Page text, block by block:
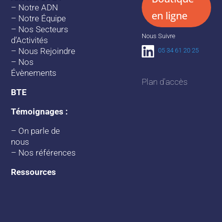
– Notre ADN
– Notre Équipe
– Nos Secteurs
d’Activités
– Nous Rejoindre
– Nos
Évènements
BTE
Témoignages :
– On parle de
nous
– Nos références
Ressources
en ligne
Nous Suivre
05 34 61 20 25
Plan d’accès